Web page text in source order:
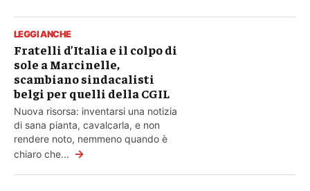
LEGGI ANCHE
Fratelli d’Italia e il colpo di
sole a Marcinelle,
scambiano sindacalisti
belgi per quelli della CGIL
Nuova risorsa: inventarsi una notizia
di sana pianta, cavalcarla, e non
rendere noto, nemmeno quando è
chiaro che... →